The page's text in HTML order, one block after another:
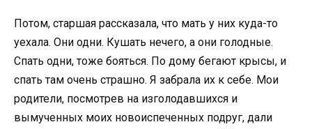
Потом, старшая рассказала, что мать у них куда-то
уехала. Они одни. Кушать нечего, а они голодные.
Спать одни, тоже бояться. По дому бегают крысы, и
спать там очень страшно. Я забрала их к себе. Мои
родители, посмотрев на изголодавшихся и
вымученных моих новоиспеченных подруг, дали